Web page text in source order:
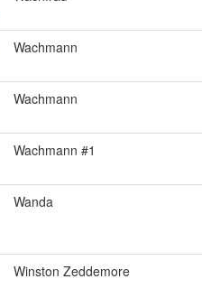
Wachmann
Wachmann
Wachmann #1
Wanda
Winston Zeddemore